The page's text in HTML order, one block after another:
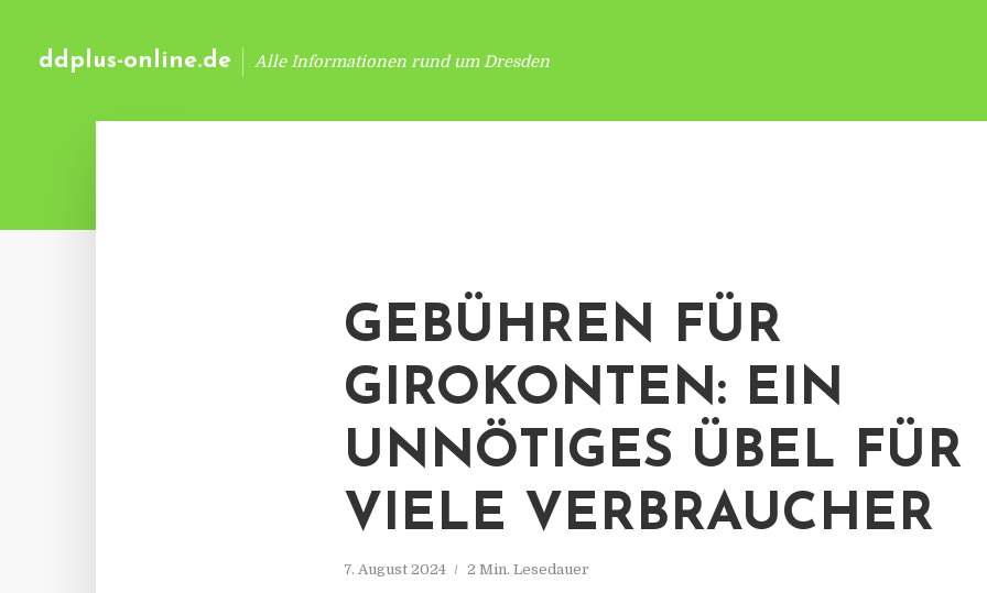
ddplus-online.de Alle Informationen rund um Dresden
GEBÜHREN FÜR
GIROKONTEN: EIN
UNNÖTIGES ÜBEL FÜR
VIELE VERBRAUCHER
7. August 2024 2 Min. Lesedauer